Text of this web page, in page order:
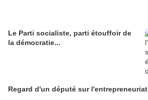
Le Parti socialiste, parti étouffoir de
la démocratie...
Regard d'un député sur l'entrepreneuriat